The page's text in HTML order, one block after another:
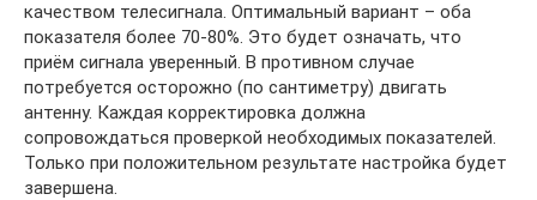
качеством телесигнала. Оптимальный вариант – оба
показателя более 70-80%. Это будет означать, что
приём сигнала уверенный. В противном случае
потребуется осторожно (по сантиметру) двигать
антенну. Каждая корректировка должна
сопровождаться проверкой необходимых показателей.
Только при положительном результате настройка будет
завершена.